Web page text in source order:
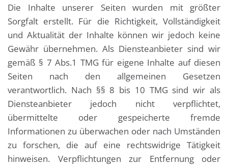
Die Inhalte unserer Seiten wurden mit größter
Sorgfalt erstellt. Für die Richtigkeit, Vollständigkeit
und Aktualität der Inhalte können wir jedoch keine
Gewähr übernehmen. Als Diensteanbieter sind wir
gemäß § 7 Abs.1 TMG für eigene Inhalte auf diesen
Seiten nach den allgemeinen Gesetzen
verantwortlich. Nach §§ 8 bis 10 TMG sind wir als
Diensteanbieter jedoch nicht verpflichtet,
übermittelte oder gespeicherte fremde
Informationen zu überwachen oder nach Umständen
zu forschen, die auf eine rechtswidrige Tätigkeit
hinweisen. Verpflichtungen zur Entfernung oder